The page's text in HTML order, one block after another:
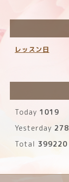
レッスン日
Today 1019
Yesterday 278
Total 399220